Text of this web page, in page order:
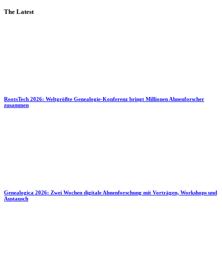
The Latest
RootsTech 2026: Weltgrößte Genealogie-Konferenz bringt Millionen Ahnenforscher
zusammen
Genealogica 2026: Zwei Wochen digitale Ahnenforschung mit Vorträgen, Workshops und
Austausch